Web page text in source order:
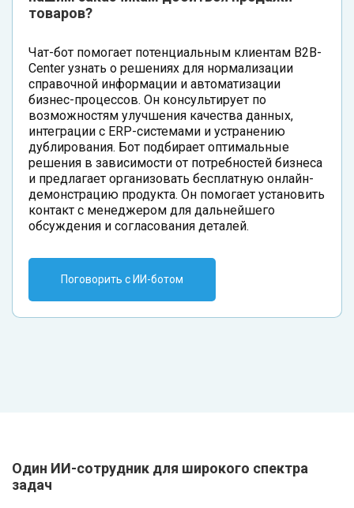
товаров?
Чат-бот помогает потенциальным клиентам B2B-
Center узнать о решениях для нормализации
справочной информации и автоматизации
бизнес-процессов. Он консультирует по
возможностям улучшения качества данных,
интеграции с ERP-системами и устранению
дублирования. Бот подбирает оптимальные
решения в зависимости от потребностей бизнеса
и предлагает организовать бесплатную онлайн-
демонстрацию продукта. Он помогает установить
контакт с менеджером для дальнейшего
обсуждения и согласования деталей.
Поговорить с ИИ-ботом
Один ИИ-сотрудник для широкого спектра
задач